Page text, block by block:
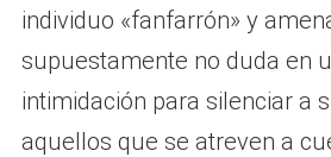
individuo «fanfarrón» y
supuestamente no duda en
intimidación para silenciar a
aquellos que se atreven a